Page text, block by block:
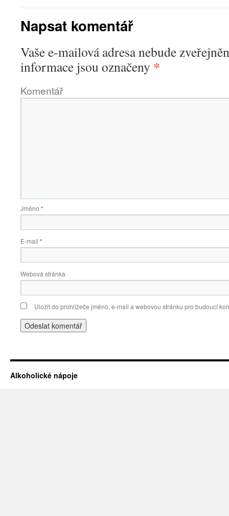
Napsat komentář
Vaše e-mailová adresa nebude
informace jsou označeny *
Komentář
Jméno *
E-mail *
Webová stránka
Uložit do prohlížeče jméno, e-mail a webovou stránku pro budoucí
Alkoholické nápoje